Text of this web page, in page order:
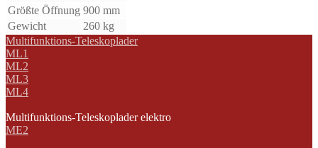
Größte Öffnung 900 mm
Gewicht
260 kg
Multifunktions-Teleskoplader
ML1
ML2
ML3
ML4
Multifunktions-Teleskoplader elektro
ME2